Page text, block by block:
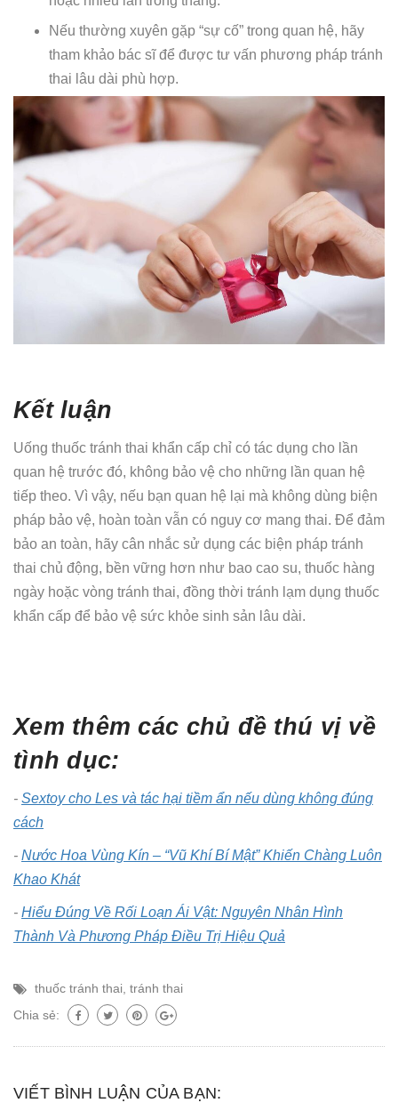
Nếu thường xuyên gặp “sự cố” trong quan hệ, hãy
tham khảo bác sĩ để được tư vấn phương pháp tránh
thai lâu dài phù hợp.
Kết luận
Uống thuốc tránh thai khẩn cấp chỉ có tác dụng cho lần
quan hệ trước đó, không bảo vệ cho những lần quan hệ
tiếp theo. Vì vậy, nếu bạn quan hệ lại mà không dùng biện
pháp bảo vệ, hoàn toàn vẫn có nguy cơ mang thai. Để đảm
bảo an toàn, hãy cân nhắc sử dụng các biện pháp tránh
thai chủ động, bền vững hơn như bao cao su, thuốc hàng
ngày hoặc vòng tránh thai, đồng thời tránh lạm dụng thuốc
khẩn cấp để bảo vệ sức khỏe sinh sản lâu dài.
Xem thêm các chủ đề thú vị về
tình dục:
- Sextoy cho Les và tác hại tiềm ẩn nếu dùng không đúng
cách
- Nước Hoa Vùng Kín – “Vũ Khí Bí Mật” Khiến Chàng Luôn
Khao Khát
- Hiểu Đúng Về Rối Loạn Ái Vật: Nguyên Nhân Hình
Thành Và Phương Pháp Điều Trị Hiệu Quả
thuốc tránh thai tránh thai
Chia sẻ:
VIẾT BÌNH LUẬN CỦA BẠN: